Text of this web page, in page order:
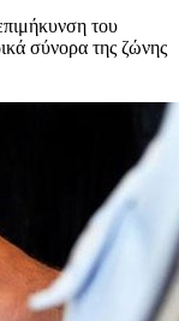
του
σύνορα της ζώνης